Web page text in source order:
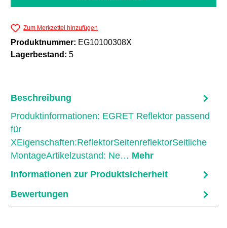
Zum Merkzettel hinzufügen
Produktnummer: EG10100308X
Lagerbestand: 5
Beschreibung
Produktinformationen: EGRET Reflektor passend
für
XEigenschaften:ReflektorSeitenreflektorSeitliche
MontageArtikelzustand: Ne… Mehr
Informationen zur Produktsicherheit
Bewertungen